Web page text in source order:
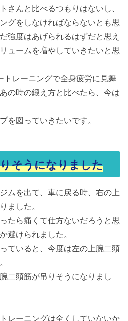
さんと比べるつもりはないし、
グをしなければならないとも思
強度はあげられるはずだと思え
ュームを増やしていきたいと思
レーニングで全身疲労に見舞
の時の鍛え方と比べたら、今は
を図っていきたいです。
そうになりました
ムを出て、車に戻る時、右の上
ました。
たら痛くて仕方ないだろうと思
避けられました。
ていると、今度は左の上腕二頭
二頭筋が吊りそうになりまし
レーニングは全くしていないか